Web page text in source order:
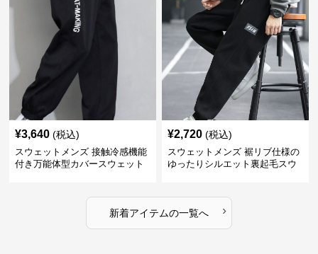
¥3,640 (税込)
スウェットメンズ 接触冷感機能
付き万能体型カバースウェット
¥2,720 (税込)
スウェットメンズ 裾リブ仕様の
ゆったりシルエット裏起毛スウ
新着アイテムの一覧へ ›